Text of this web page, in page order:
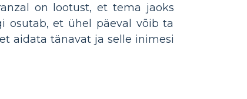
on lootust, et tema jaoks
osutab, et ühel päeval võib ta
aidata tänavat ja selle inimesi